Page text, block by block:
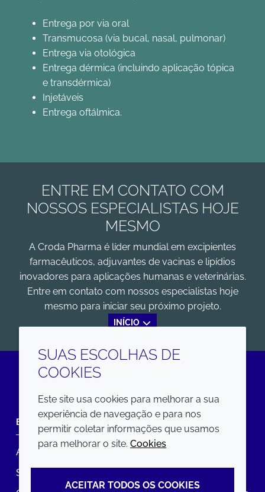
Entrega por via oral
Transmucosa (via bucal, nasal, pulmonar)
Entrega via otológica
Entrega dérmica (incluindo aplicação tópica
e transdérmica)
Injetáveis
Entrega oftálmica.
ENTRE EM CONTATO COM
NOSSOS ESPECIALISTAS HOJE
MESMO
A Croda Pharma é líder mundial em excipientes
farmacêuticos, adjuvantes de vacinas e lipídios
inovadores para aplicações humanas e veterinárias.
Entre em contato com nossos especialistas hoje
mesmo para iniciar seu próximo projeto.
INÍCIO
LinkedIn
EMPRESA
Annual Report
Sustainability Report
LEGAL
Termos e condições
SUAS ESCOLHAS DE
COOKIES
Este site usa cookies para melhorar a sua
experiência de navegação e para nos
permitir coletar informações que usamos
para melhorar o site. Cookies
ACEITAR TODOS OS COOKIES